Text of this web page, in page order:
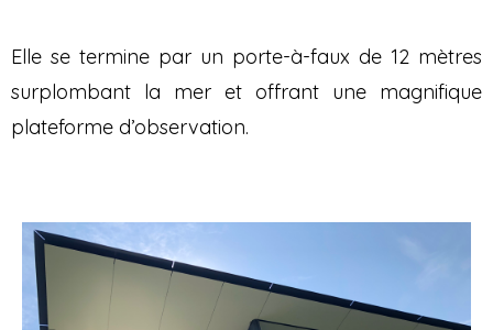
Elle se termine par un porte-à-faux de 12 mètres
surplombant la mer et offrant une magnifique
plateforme d’observation.